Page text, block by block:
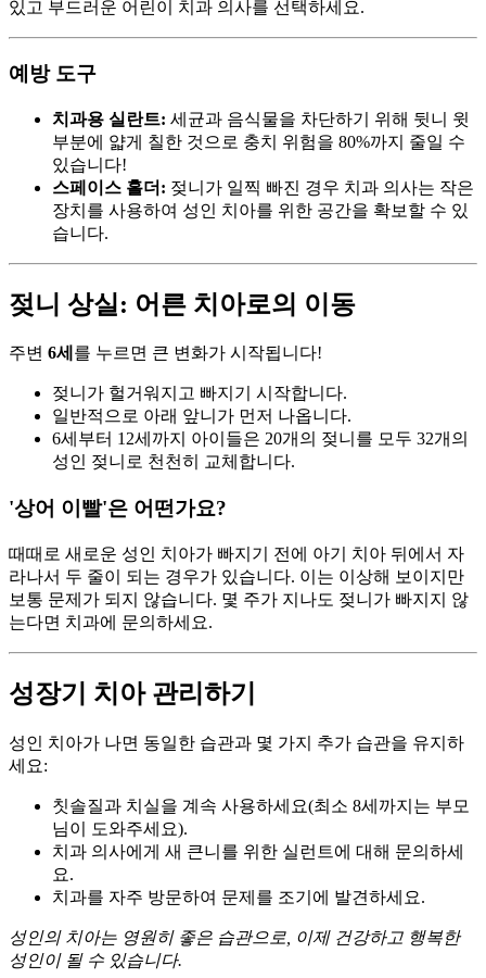
있고 부드러운 어린이 치과 의사를 선택하세요.
예방 도구
치과용 실란트: 세균과 음식물을 차단하기 위해 뒷니 윗
부분에 얇게 칠한 것으로 충치 위험을 80%까지 줄일 수
있습니다!
스페이스 홀더: 젖니가 일찍 빠진 경우 치과 의사는 작은
장치를 사용하여 성인 치아를 위한 공간을 확보할 수 있
습니다.
젖니 상실: 어른 치아로의 이동
주변 6세 를 누르면 큰 변화가 시작됩니다!
젖니가 헐거워지고 빠지기 시작합니다.
일반적으로 아래 앞니가 먼저 나옵니다.
6세부터 12세까지 아이들은 20개의 젖니를 모두 32개의
성인 젖니로 천천히 교체합니다.
'상어 이빨'은 어떤가요?
때때로 새로운 성인 치아가 빠지기 전에 아기 치아 뒤에서 자
라나서 두 줄이 되는 경우가 있습니다. 이는 이상해 보이지만
보통 문제가 되지 않습니다. 몇 주가 지나도 젖니가 빠지지 않
는다면 치과에 문의하세요.
성장기 치아 관리하기
성인 치아가 나면 동일한 습관과 몇 가지 추가 습관을 유지하
세요:
칫솔질과 치실을 계속 사용하세요(최소 8세까지는 부모
님이 도와주세요).
치과 의사에게 새 큰니를 위한 실런트에 대해 문의하세
요.
치과를 자주 방문하여 문제를 조기에 발견하세요.
성인의 치아는 영원히 좋은 습관으로, 이제 건강하고 행복한
성인이 될 수 있습니다.